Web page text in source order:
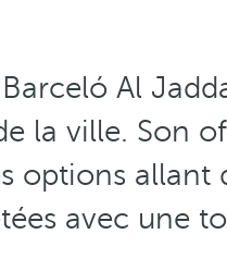
Al
la ville. Son
options allant
avec une